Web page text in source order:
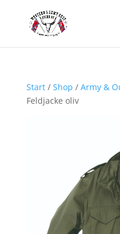
Start/ Shop / Army &
Feldjacke oliv